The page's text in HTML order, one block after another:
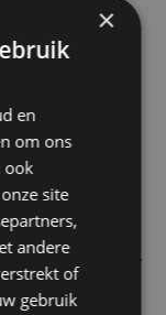
jaar Miura met
nergens voor nodig,
×
en
om ons
ook
site
andere
of
gebruik